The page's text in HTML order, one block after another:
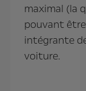
maximal (la
pouvant
intégrante
voiture.